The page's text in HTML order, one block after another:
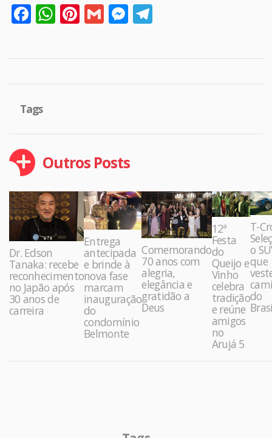
Facebook
WhatsApp
Pinterest
GmailMessenger
Tags
Outros Posts
Dr. Edson
Tanaka: recebe
reconhecimento
no Japão após
30 anos de
carreira
Entrega
antecipada
e brinde à
nova fase
marcam
inauguração
do
condomínio
Belmonte
Comemorando
70 anos com
alegria,
elegância e
gratidão a
Deus
12ª
Festa
do
Queijo e
Vinho
celebra
tradição
e reúne
amigos
no
Arujá 5
T-
o
que
do